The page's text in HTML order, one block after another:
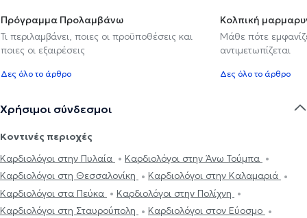
Πρόγραμμα Προλαμβάνω
Τι περιλαμβάνει, ποιες οι προϋποθέσεις και
ποιες οι εξαιρέσεις
Δες όλο το άρθρο
Κολπική
Μάθε πότε
αντιμετωπίζεται
Δες όλο το άρθρο
Χρήσιμοι σύνδεσμοι
Κοντινές περιοχές
Καρδιολόγοι στην Πυλαία
Καρδιολόγοι στην Άνω Τούμπα
Καρδιολόγοι στη Θεσσαλονίκη
Καρδιολόγοι στην Καλαμαριά
Καρδιολόγοι στα Πεύκα
Καρδιολόγοι στην Πολίχνη
Καρδιολόγοι στη Σταυρούπολη
Καρδιολόγοι στον Εύοσμο